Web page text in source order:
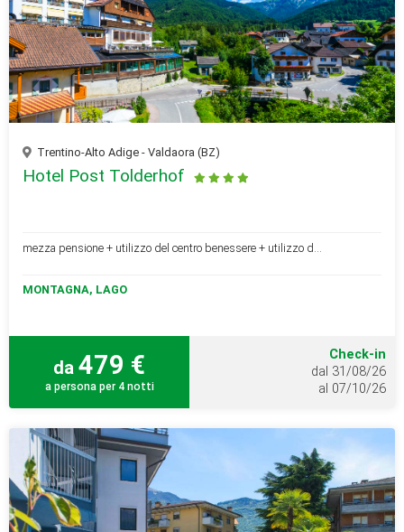
Trentino-Alto Adige - Valdaora (BZ)
Hotel Post Tolderhof
mezza pensione + utilizzo del centro benessere + utilizzo d...
MONTAGNA, LAGO
da 479 €
a persona per 4 notti
Check-in
dal 31/08/26
al 07/10/26